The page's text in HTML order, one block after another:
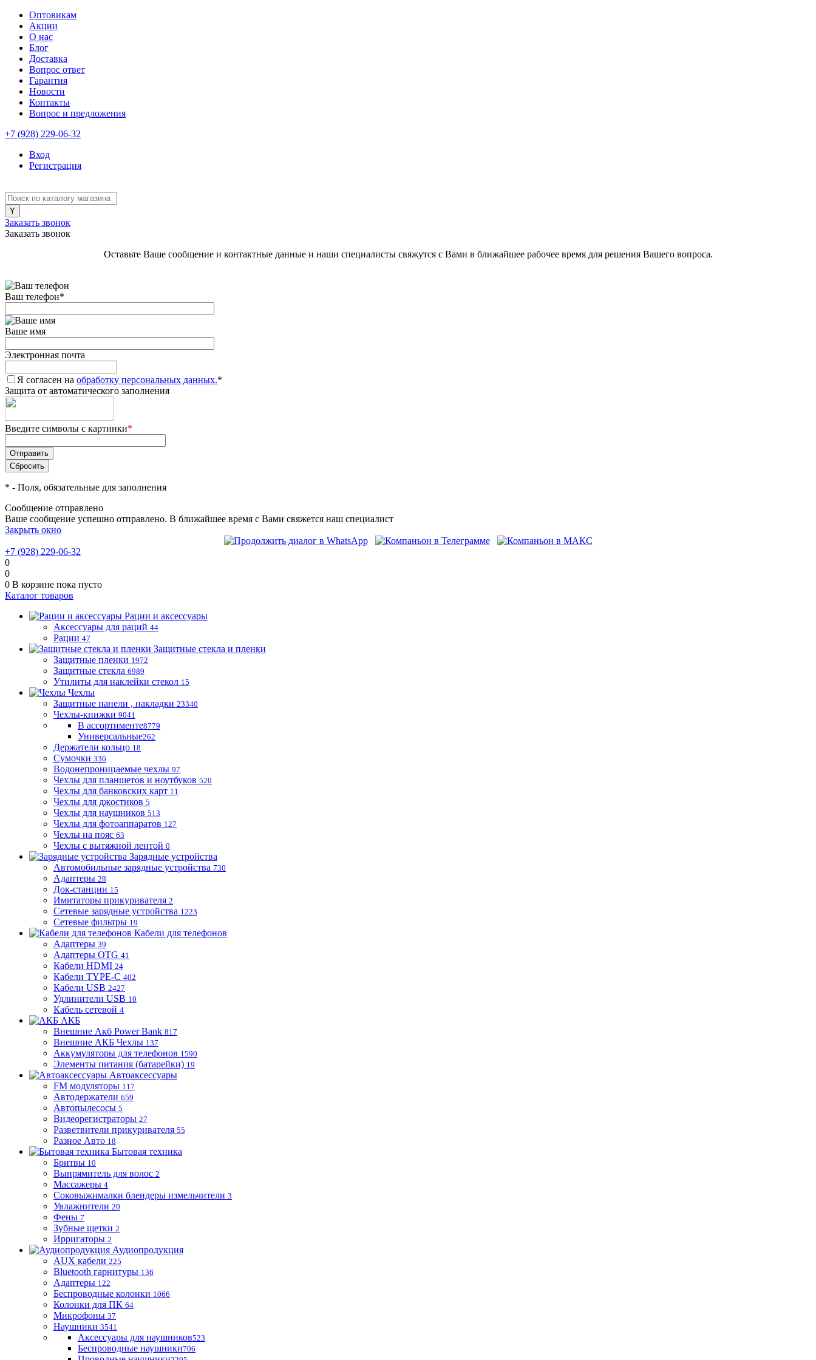
Оптовикам
Акции
О нас
Блог
Доставка
Вопрос ответ
Гарантия
Новости
Контакты
Вопрос и предложения
+7 (928) 229-06-32
Вход
Регистрация
Заказать звонок
Заказать звонок
Оставьте Ваше сообщение и контактные данные и наши специалисты свяжутся с Вами в ближайшее рабочее время для решения Вашего вопроса.
Ваш телефон*
Ваше имя
Электронная почта
Я согласен на обработку персональных данных.*
Защита от автоматического заполнения
Введите символы с картинки*
* - Поля, обязательные для заполнения
Сообщение отправлено
Ваше сообщение успешно отправлено. В ближайшее время с Вами свяжется наш специалист
Закрыть окно
+7 (928) 229-06-32
0
0
0 В корзине пока пусто
Каталог товаров
Рации и аксессуары
Аксессуары для раций 44
Рации 47
Защитные стекла и пленки
Защитные пленки 1972
Защитные стекла 6989
Утилиты для наклейки стекол 15
Чехлы
Защитные панели , накладки 23340
Чехлы-книжки 9041
В ассортименте8779
Универсальные262
Держатели кольцо 18
Сумочки 336
Водонепроницаемые чехлы 97
Чехлы для планшетов и ноутбуков 520
Чехлы для банковских карт 11
Чехлы для джостиков 5
Чехлы для наушников 513
Чехлы для фотоаппаратов 127
Чехлы на пояс 63
Чехлы с вытяжной лентой 0
Зарядные устройства
Автомобильные зарядные устройства 730
Адаптеры 28
Док-станции 15
Имитаторы прикуривателя 2
Сетевые зарядные устройства 1223
Сетевые фильтры 19
Кабели для телефонов
Адаптеры 39
Адаптеры OTG 41
Кабели HDMI 24
Кабели TYPE-C 402
Кабели USB 2427
Удлинители USB 10
Кабель сетевой 4
АКБ
Внешние Акб Power Bank 817
Внешние АКБ Чехлы 137
Аккумуляторы для телефонов 1590
Элементы питания (батарейки) 19
Автоаксессуары
FM модуляторы 117
Автодержатели 659
Автопылесосы 5
Видеорегистраторы 27
Разветвители прикуривателя 55
Разное Авто 18
Бытовая техника
Бритвы 10
Выпрямитель для волос 2
Массажеры 4
Соковыжималки блендеры измельчители 3
Увлажнители 20
Фены 7
Зубные щетки 2
Ирригаторы 2
Аудиопродукция
AUX кабели 225
Bluetooth гарнитуры 136
Адаптеры 122
Беспроводные колонки 1066
Колонки для ПК 64
Микрофоны 37
Наушники 3541
Аксессуары для наушников523
Беспроводные наушники706